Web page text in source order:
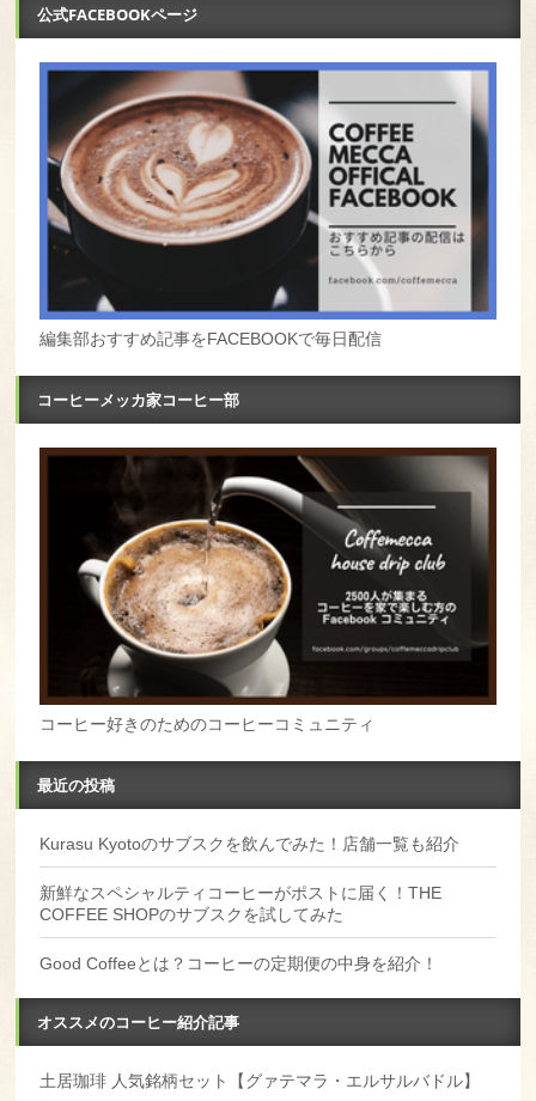
公式FACEBOOKページ
編集部おすすめ記事をFACEBOOKで毎日配信
コーヒーメッカ家コーヒー部
コーヒー好きのためのコーヒーコミュニティ
最近の投稿
Kurasu Kyotoのサブスクを飲んでみた！店舗一覧も紹介
新鮮なスペシャルティコーヒーがポストに届く！THE
COFFEE SHOPのサブスクを試してみた
Good Coffeeとは？コーヒーの定期便の中身を紹介！
オススメのコーヒー紹介記事
土居珈琲 人気銘柄セット【グァテマラ・エルサルバドル】